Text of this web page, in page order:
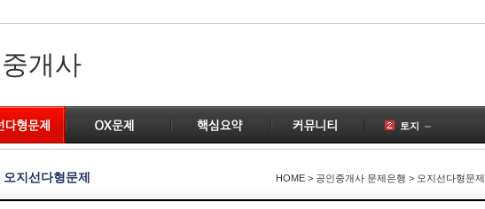
개사
토지
공인중개사 1
지선다형문제 HOME > 공인중개사 문제은행 > 오지선다형문제